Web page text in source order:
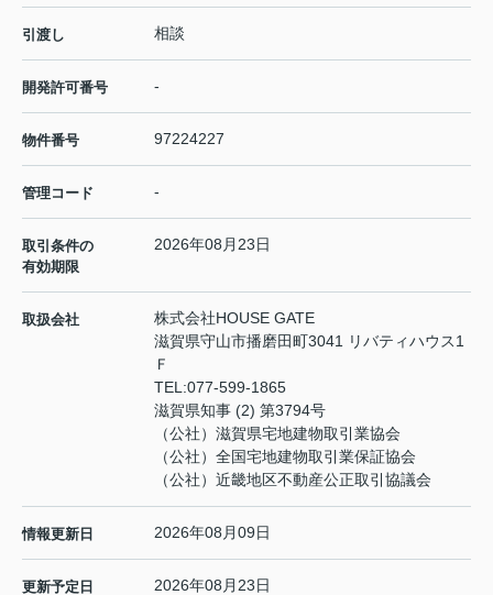
引渡し 相談
開発許可番号 -
物件番号 97224227
管理コード -
取引条件の
有効期限
2026年08月23日
取扱会社
株式会社HOUSE GATE
滋賀県守山市播磨田町3041 リバティハウス1
Ｆ
TEL:077-599-1865
滋賀県知事 (2) 第3794号
（公社）滋賀県宅地建物取引業協会
（公社）全国宅地建物取引業保証協会
（公社）近畿地区不動産公正取引協議会
情報更新日 2026年08月09日
更新予定日 2026年08月23日